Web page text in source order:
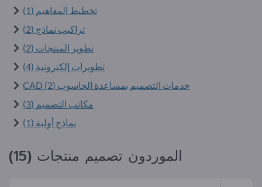
تخطيط المفاهيم (1)
تراكيب نماذج (2)
تطوير المنتجات (2)
تطويرات إلكترونية (4)
خدمات التصميم بمساعدة الحاسوب CAD (2)
مكاتب التصميم (3)
نماذج أولية (1)
الموردون تصميم منتجات (15)